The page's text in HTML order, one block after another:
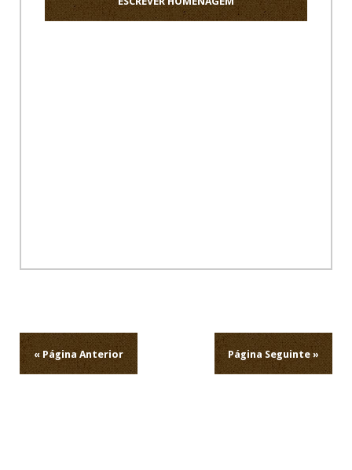
de
artigos
Página Seguinte »
« Página Anterior